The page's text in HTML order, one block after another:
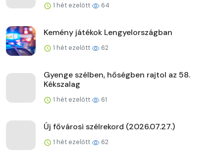
1 hét ezelőtt 64
Kemény játékok Lengyelországban
1 hét ezelőtt 62
Gyenge szélben, hőségben rajtol az 58.
Kékszalag
1 hét ezelőtt 61
Új fővárosi szélrekord (2026.07.27.)
1 hét ezelőtt 62